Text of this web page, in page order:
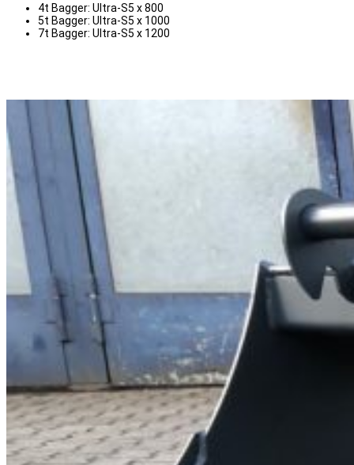
4t Bagger: Ultra-S5 x 800
5t Bagger: Ultra-S5 x 1000
7t Bagger: Ultra-S5 x 1200